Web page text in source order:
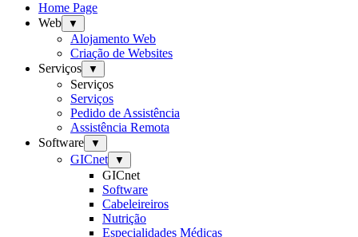
Home Page
Web
▼
Alojamento Web
Criação de Websites
Serviços
▼
Serviços
Serviços
Pedido de Assistência
Assistência Remota
Software
▼
GICnet ▼
GICnet
Software
Cabeleireiros
Nutrição
Especialidades Médicas